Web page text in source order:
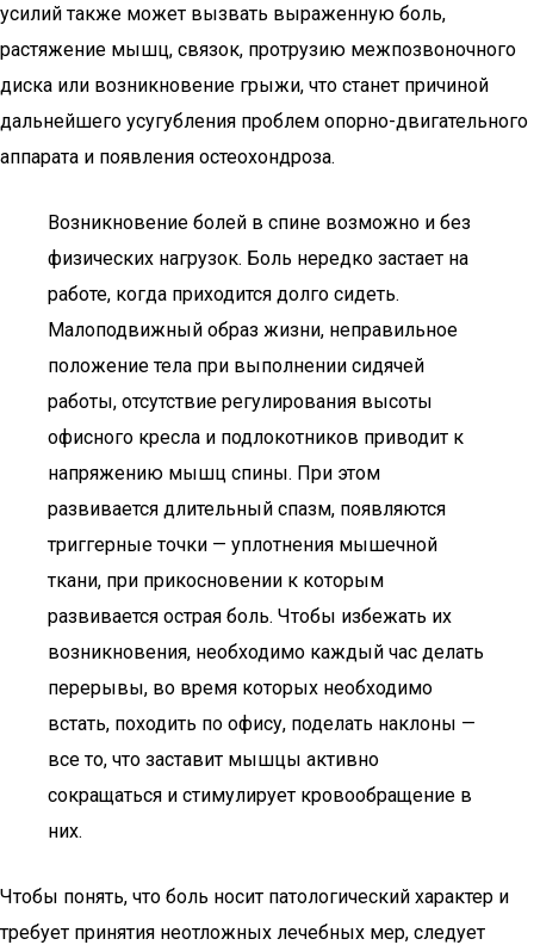
усилий также может вызвать выраженную боль,
растяжение мышц, связок, протрузию межпозвоночного
диска или возникновение грыжи, что станет причиной
дальнейшего усугубления проблем опорно-двигательного
аппарата и появления остеохондроза.
Возникновение болей в спине возможно и без
физических нагрузок. Боль нередко застает на
работе, когда приходится долго сидеть.
Малоподвижный образ жизни, неправильное
положение тела при выполнении сидячей
работы, отсутствие регулирования высоты
офисного кресла и подлокотников приводит к
напряжению мышц спины. При этом
развивается длительный спазм, появляются
триггерные точки — уплотнения мышечной
ткани, при прикосновении к которым
развивается острая боль. Чтобы избежать их
возникновения, необходимо каждый час делать
перерывы, во время которых необходимо
встать, походить по офису, поделать наклоны —
все то, что заставит мышцы активно
сокращаться и стимулирует кровообращение в
них.
Чтобы понять, что боль носит патологический характер и
требует принятия неотложных лечебных мер, следует